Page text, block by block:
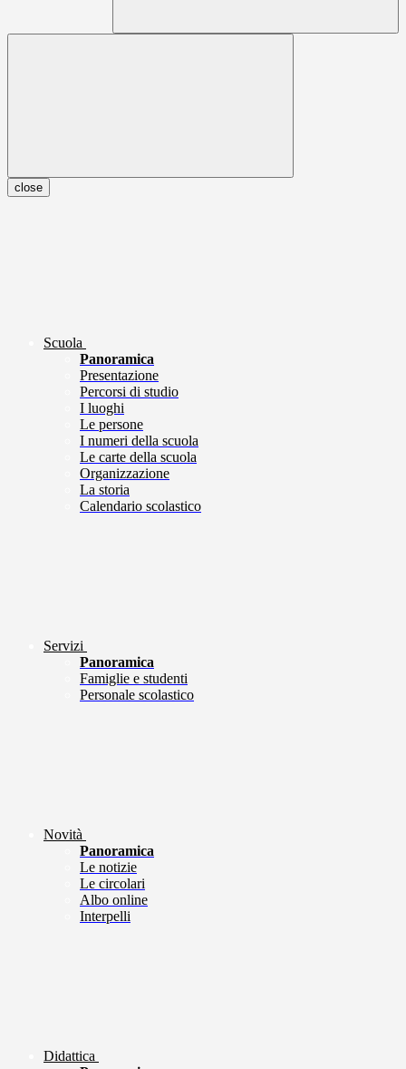
close
Scuola
Panoramica
Presentazione
Percorsi di studio
I luoghi
Le persone
I numeri della scuola
Le carte della scuola
Organizzazione
La storia
Calendario scolastico
Servizi
Panoramica
Famiglie e studenti
Personale scolastico
Novità
Panoramica
Le notizie
Le circolari
Albo online
Interpelli
Didattica